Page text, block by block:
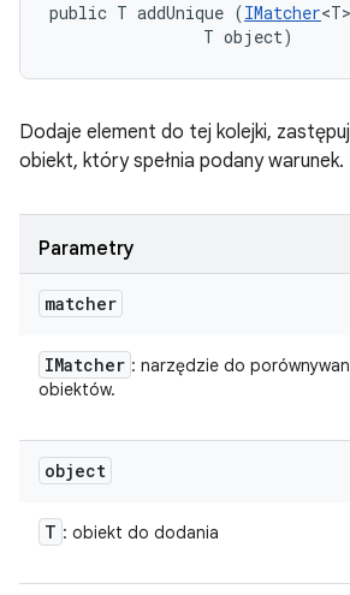
public T addUnique (IMatcher
                T object)
Dodaje element do tej kolejki,
obiekt, który spełnia podany warunek.
Parametry
matcher
IMatcher : narzędzie do
obiektów.
object
T : obiekt do dodania